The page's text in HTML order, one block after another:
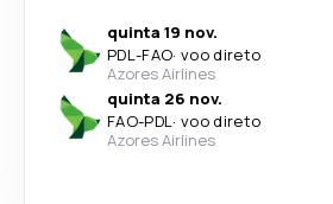
quinta 19 nov.
PDL-FAO· voo direto
Azores Airlines
quinta 26 nov.
FAO-PDL· voo direto
Azores Airlines